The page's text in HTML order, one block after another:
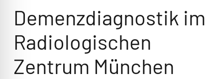
Demenzdiagnostik im
Radiologischen
Zentrum München